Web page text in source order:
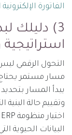
الفاتورة
3) دليلك
التحول الرقمي
مسار مستمر يحتاج
يبدأ المسار
وتقييم حالة البنية
البيانات